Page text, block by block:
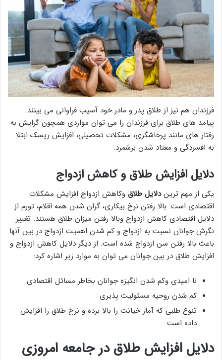
فرزندان هم نیز از طلاق پدر و مادر خود آسیب فراوانی می بینند.
پیامد های طلاق برای فرزندان را می توان مواردی همچون گرایش به
رفتار های مانند پرخاشگری، مشکلات تحصیلی، افزایش ریسک ابتلا
به افسردگی و معتاد شدن برشمرد.
دلایل افزایش طلاق و کاهش ازدواج
یکی از مهم تریندلایل طلاق وکاهش ازدواج افزایش مشکلات
اقتصادی است. بالا رفتن نرخ بیکاری، گران شدن همه اقلام، تورم از
دلایل اقتصادی کاهش ازدواج وبالا رفتن میزان طلاق هستند. تغییر
نگرش جوانان نسبت به ازدواج و کم شدن اهمیت ازدواج در بین آنها
باعث بالا رفتن سن ازدواج شده است. از دیگر دلایل کاهش ازدواج و
افزایش طلاق در بین جوانان می توان به موارد زیر اشاره کرد:
نا امیدی وکم شدن انگیزه جوانان بخاطر مسائل اقتصادی
کم شدن روحیه مسئولیت پذیری
تنوع طلبی که آمار خیانت را بالا برده و نرخ طلاق را افزایش
داده است.
دلایل افزایش طلاق در جامعه امروزی